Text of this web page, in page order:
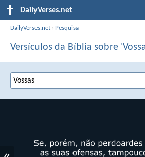
DailyVerses.net
DailyVerses.net › Pesquisa
Versículos da Bíblia sobre